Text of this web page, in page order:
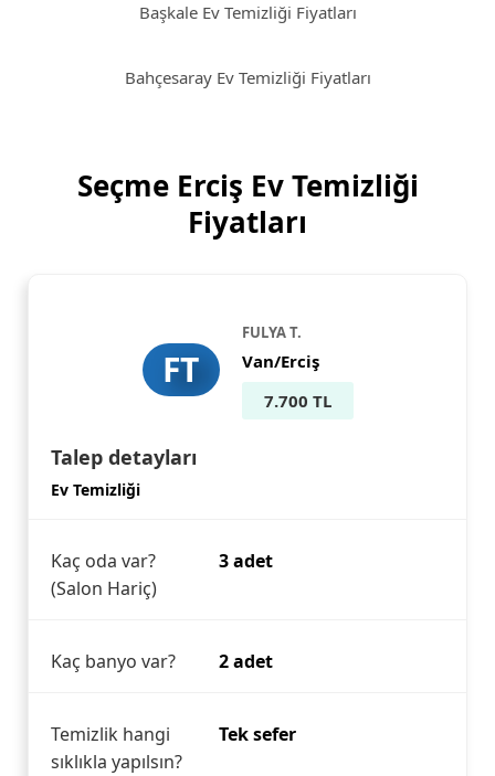
Başkale Ev Temizliği Fiyatları
Bahçesaray Ev Temizliği Fiyatları
Seçme Erciş Ev Temizliği
Fiyatları
FT
FULYA T.
Van/Erciş
7.700 TL
Talep detayları
Ev Temizliği
Kaç oda var?
(Salon Hariç)
3 adet
Kaç banyo var? 2 adet
Temizlik hangi
sıklıkla yapılsın?
Tek sefer